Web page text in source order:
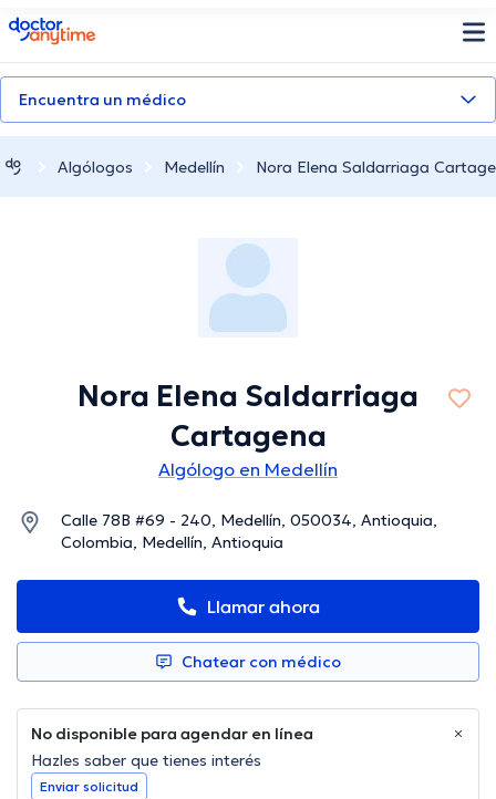
doctoranytime
Encuentra un médico
Algólogos Medellín Nora Elena Saldarriaga
Nora Elena Saldarriaga
Cartagena
Algólogo en Medellín
Calle 78B #69 - 240, Medellín, 050034, Antioquia,
Colombia, Medellín, Antioquia
Llamar ahora
Chatear con médico
No disponible para agendar en línea
Hazles saber que tienes interés
Enviar solicitud